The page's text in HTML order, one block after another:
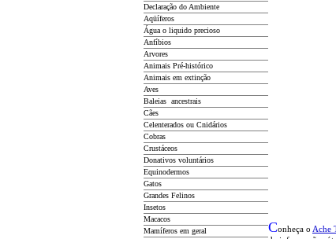
Declaração do Ambiente
Aqüíferos
Água o liquido precioso
Anfíbios
Arvores
Animais Pré-histórico
Animais em extinção
Aves
Baleias ancestrais
Cães
Celenterados ou Cnidários
Cobras
Crustáceos
Donativos voluntários
Equinodermos
Gatos
Grandes Felinos
Insetos
Macacos
Mamíferos em geral
Conheça o Ache